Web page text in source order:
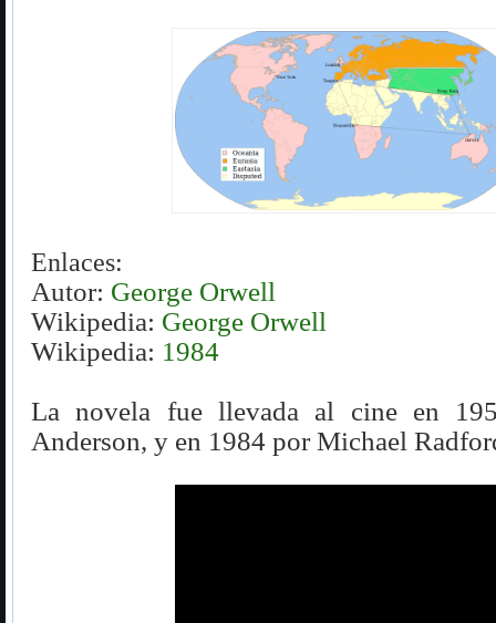
Enlaces:
Autor: George Orwell
Wikipedia: George Orwell
Wikipedia: 1984
La novela fue llevada al cine en
Anderson, y en 1984 por Michael